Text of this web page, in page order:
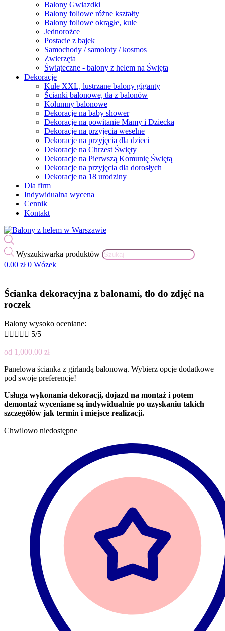
Balony Gwiazdki
Balony foliowe różne kształty
Balony foliowe okrągłe, kule
Jednorożce
Postacie z bajek
Samochody / samoloty / kosmos
Zwierzęta
Świąteczne - balony z helem na Święta
Dekoracje
Kule XXL, lustrzane balony giganty
Ścianki balonowe, tła z balonów
Kolumny balonowe
Dekoracje na baby shower
Dekoracje na powitanie Mamy i Dziecka
Dekoracje na przyjęcia weselne
Dekoracje na przyjęcia dla dzieci
Dekoracje na Chrzest Święty
Dekoracje na Pierwszą Komunię Świętą
Dekoracje na przyjęcia dla dorosłych
Dekoracje na 18 urodziny
Dla firm
Indywidualna wycena
Cennik
Kontakt
Wyszukiwarka produktów
0.00 zł 0 Wózek
Ścianka dekoracyjna z balonami, tło do zdjęć na
roczek
Balony wysoko oceniane:
     5/5
od 1,000.00 zł
Panelowa ścianka z girlandą balonową. Wybierz opcje dodatkowe
pod swoje preferencje!
Usługa wykonania dekoracji, dojazd na montaż i potem
demontaż wyceniane są indywidualnie po uzyskaniu takich
szczegółów jak termin i miejsce realizacji.
Chwilowo niedostępne